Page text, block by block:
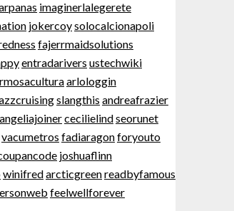
imaginerlalegerete
jokercoysolocalcionapoli
fajerrmaidsolutions
entradarivers ustechwiki
arlologgin
slangthis andreafrazier
angeliajoinercecilielindseorunet
vacumetros fadiaragonforyouto
joshuaflinn
winifredarcticgreenreadbyfamous
feelwellforever